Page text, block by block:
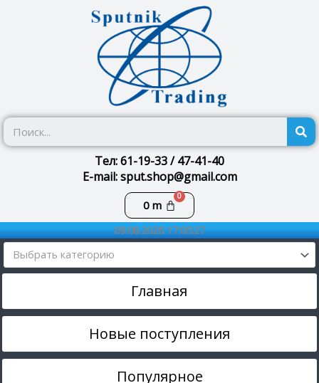
Тел: 61-19-33 / 47-41-40
E-mail: sput.shop@gmail.com
0m
Корзина
09.08.2026 17:05:27
Выбрать категорию
Главная
Новые поступления
Популярное